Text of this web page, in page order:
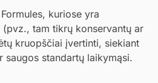
Formules, kuriose yra
tam tikrų konservantų ar
kruopščiai įvertinti, siekiant
saugos standartų laikymąsi.